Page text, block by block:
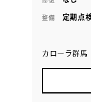
整備 定期点
カローラ群